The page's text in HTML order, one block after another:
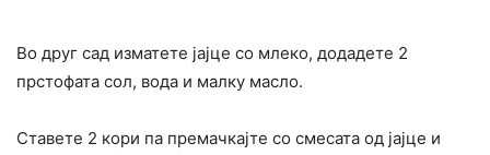
Во друг сад изматете јајце со млеко, додадете 2
прстофата сол, вода и малку масло.
Ставете 2 кори па премачкајте со смесата од јајце и